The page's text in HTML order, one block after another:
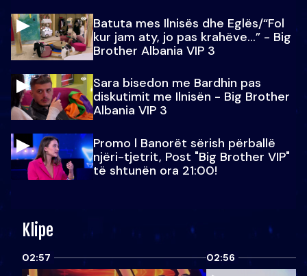
Batuta mes Ilnisës dhe Eglës/“Fol
kur jam aty, jo pas krahëve…” - Big
Brother Albania VIP 3
Sara bisedon me Bardhin pas
diskutimit me Ilnisën - Big Brother
Albania VIP 3
Promo l Banorët sërish përballë
njëri-tjetrit, Post "Big Brother VIP"
të shtunën ora 21:00!
Klipe
02:57 02:56